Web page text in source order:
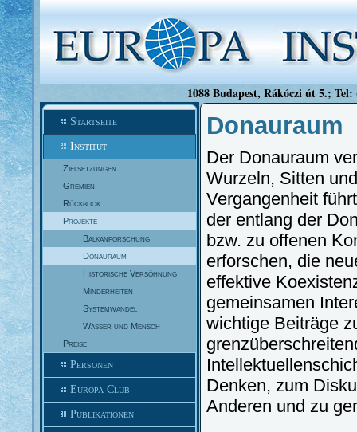
1088 Budapest, Rákóczi út 5.;
Startseite
Institut
Zielsetzungen
Gremien
Rückblick
Projekte
Balkanforschung
Donauraum
Historische Versöhnung
Minderheiten
Systemwandel
Wasser und Mensch
Preise
Personen
Europa Club
Publikationen
Donauraum
Der Donauraum
Wurzeln, Sitten
Vergangenheit
der entlang der
bzw. zu offenen
erforschen, die
effektive
gemeinsamen
wichtige Beiträge
Denken, zum
Anderen und zu